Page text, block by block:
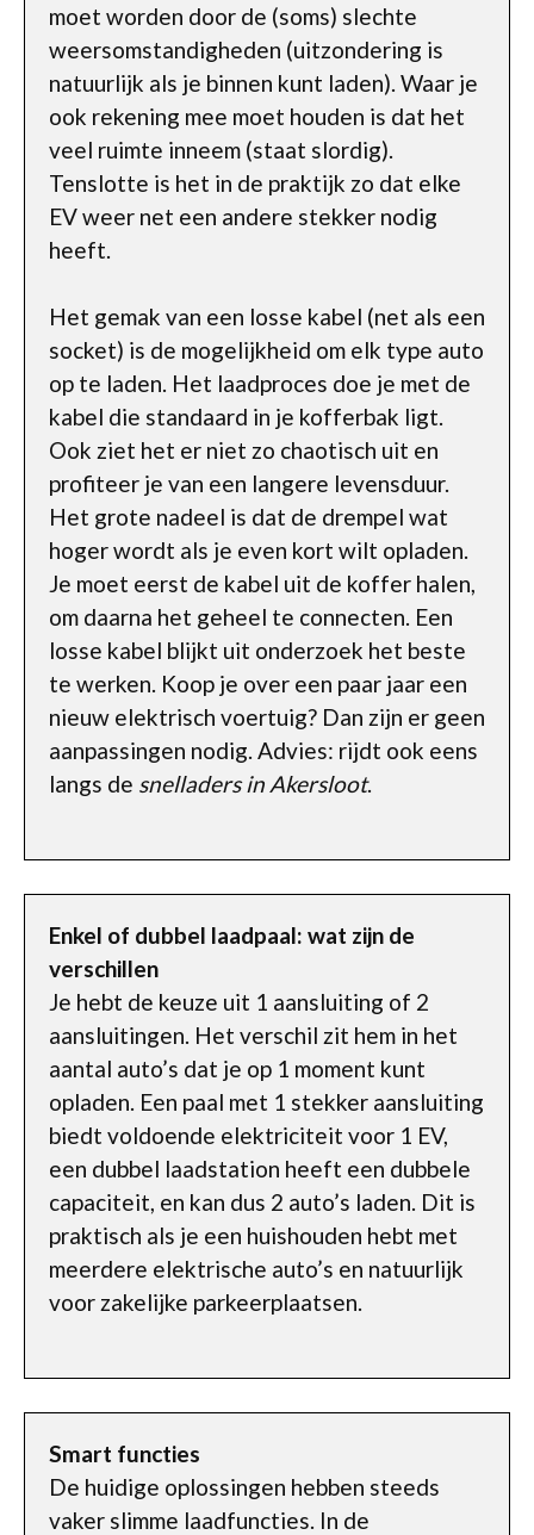
moet worden door de (soms) slechte
weersomstandigheden (uitzondering is
natuurlijk als je binnen kunt laden). Waar je
ook rekening mee moet houden is dat het
veel ruimte inneem (staat slordig).
Tenslotte is het in de praktijk zo dat elke
EV weer net een andere stekker nodig
heeft.
Het gemak van een losse kabel (net als een
socket) is de mogelijkheid om elk type auto
op te laden. Het laadproces doe je met de
kabel die standaard in je kofferbak ligt.
Ook ziet het er niet zo chaotisch uit en
profiteer je van een langere levensduur.
Het grote nadeel is dat de drempel wat
hoger wordt als je even kort wilt opladen.
Je moet eerst de kabel uit de koffer halen,
om daarna het geheel te connecten. Een
losse kabel blijkt uit onderzoek het beste
te werken. Koop je over een paar jaar een
nieuw elektrisch voertuig? Dan zijn er geen
aanpassingen nodig. Advies: rijdt ook eens
langs de snelladers in Akersloot.
Enkel of dubbel laadpaal: wat zijn de
verschillen
Je hebt de keuze uit 1 aansluiting of 2
aansluitingen. Het verschil zit hem in het
aantal auto’s dat je op 1 moment kunt
opladen. Een paal met 1 stekker aansluiting
biedt voldoende elektriciteit voor 1 EV,
een dubbel laadstation heeft een dubbele
capaciteit, en kan dus 2 auto’s laden. Dit is
praktisch als je een huishouden hebt met
meerdere elektrische auto’s en natuurlijk
voor zakelijke parkeerplaatsen.
Smart functies
De huidige oplossingen hebben steeds
vaker slimme laadfuncties. In de